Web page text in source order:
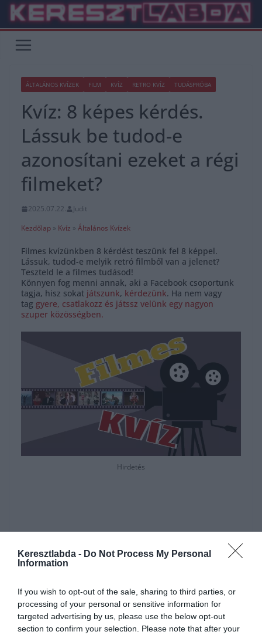
Keresztlabda - Do Not Process My Personal
Information
If you wish to opt-out of the sale, sharing to third parties, or
processing of your personal or sensitive information for
targeted advertising by us, please use the below opt-out
section to confirm your selection. Please note that after your
Skip
content
ÁLTALÁNOS KVÍZEK FILM KVÍZ RETRO KVÍZ TUDÁSPRÓBA
Kvíz: 8 képes kérdés.
Lássuk be tudod-e
azonosítani ezeket a régi
filmeket?
2025.07.22.
Judit
Kezdőlap » Kvíz » Általános Kvízek
Filmes kvízünkben 8 kérdést teszünk fel 8 képpel.
Lássuk, tudod-e melyik retró filmből van a jelenet?
Teszteld le a filmes tudásod!
Könnyen fog menni annak, aki a Facebook csoportunk
tagja, hisz sokat játszunk, kérdezünk. Ha nem vagy
tag gyere, csatlakozz és játssz velünk egy nagyon
szuper közösségben.
Hirdetés